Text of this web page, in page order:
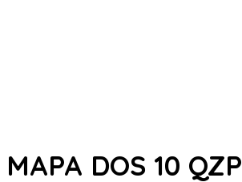
MAPA DOS 10 QZP